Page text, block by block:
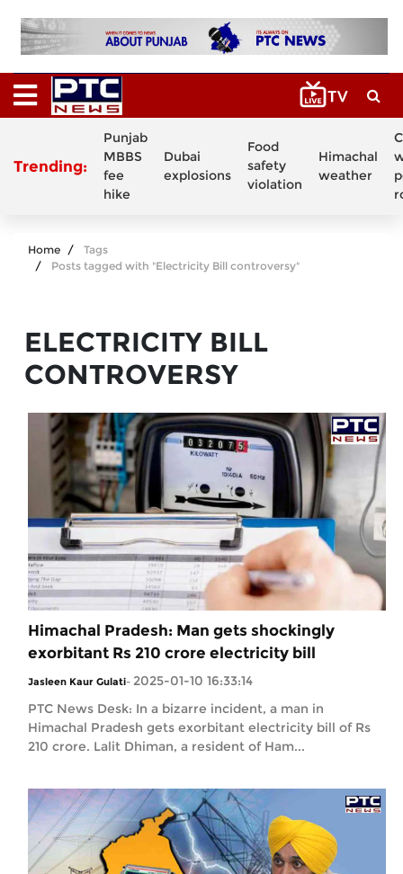
Trending:
Punjab
MBBS
fee
hike
Dubai
explosions
Food
safety
violation
Himachal
weather
Home
Tags
Posts tagged with "Electricity Bill controversy"
ELECTRICITY BILL
CONTROVERSY
Himachal Pradesh: Man gets shockingly
exorbitant Rs 210 crore electricity bill
Jasleen Kaur Gulati- 2025-01-10 16:33:14
PTC News Desk: In a bizarre incident, a man in
Himachal Pradesh gets exorbitant electricity bill of Rs
210 crore. Lalit Dhiman, a resident of Ham...